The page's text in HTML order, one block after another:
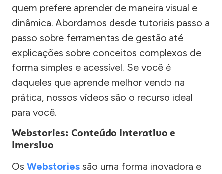
quem prefere aprender de maneira visual e
dinâmica. Abordamos desde tutoriais passo a
passo sobre ferramentas de gestão até
explicações sobre conceitos complexos de
forma simples e acessível. Se você é
daqueles que aprende melhor vendo na
prática, nossos vídeos são o recurso ideal
para você.
Webstories: Conteúdo Interativo e
Imersivo
Os Webstories são uma forma inovadora e